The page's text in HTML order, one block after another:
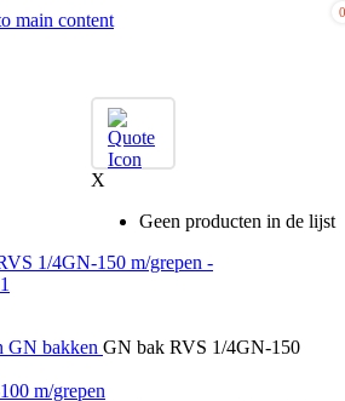
main content
0
X
Geen producten in de lijst
GN bakken GN bak RVS 1/4GN-150